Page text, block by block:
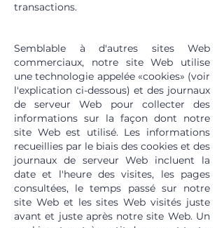
transactions.
Semblable à d'autres sites Web
commerciaux, notre site Web utilise
une technologie appelée «cookies» (voir
l'explication ci-dessous) et des journaux
de serveur Web pour collecter des
informations sur la façon dont notre
site Web est utilisé. Les informations
recueillies par le biais des cookies et des
journaux de serveur Web incluent la
date et l'heure des visites, les pages
consultées, le temps passé sur notre
site Web et les sites Web visités juste
avant et juste après notre site Web. Un